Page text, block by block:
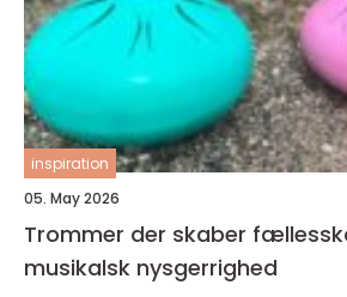
inspiration
05. May 2026
Trommer der skaber
musikalsk nysgerrighed